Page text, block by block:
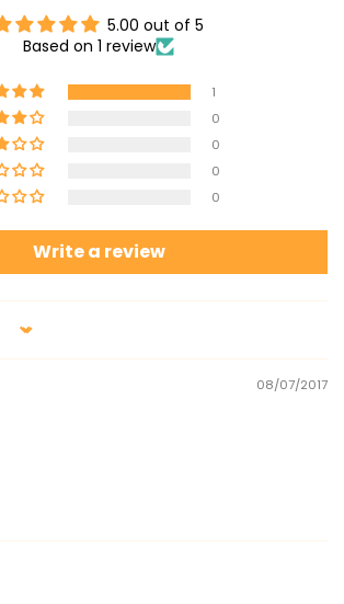
5.00 out of 5
Based on 1 review
1
0
0
0
0
Write a review
08/07/2017